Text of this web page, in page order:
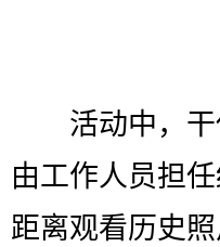
活动中，干
由工作人员担
距离观看历史